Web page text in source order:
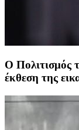
Ο Πολιτισμός
έκθεση της